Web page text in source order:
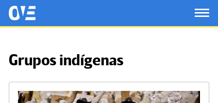
Saltar al contenido principal
OtrasVocesenEducacion.org
Grupos indígenas